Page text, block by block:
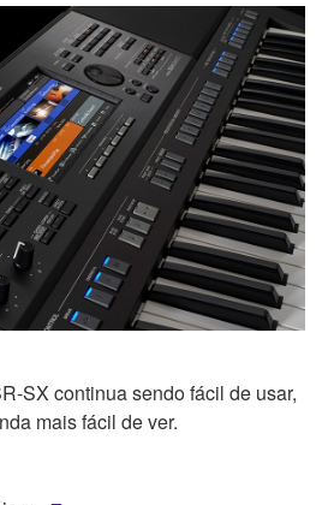
SX continua sendo fácil de usar,
mais fácil de ver.